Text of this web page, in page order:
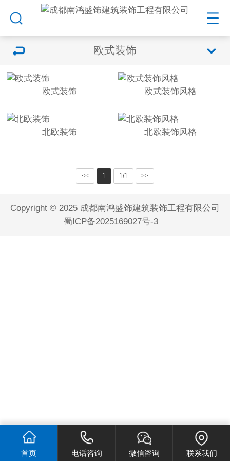
欧式装饰
欧式装饰 欧式装饰风格
北欧装饰 北欧装饰风格
<< 1 1/1 >>
Copyright © 2025 成都南鸿盛饰建筑装饰工程有限公司
蜀ICP备2025169027号-3
首页 电话咨询 微信咨询 联系我们